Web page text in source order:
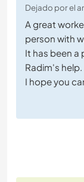
Dejado por el
A great
person with
It has been a
Radim's help.
I hope you